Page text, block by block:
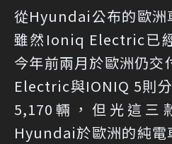
從Hyundai公布的歐洲
雖然Ioniq Electric已
今年前兩月於歐洲仍
Electric與IONIQ 5則
5,170輛，但光這三
Hyundai於歐洲的純電